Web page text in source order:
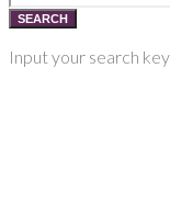
SEARCH
Input your search